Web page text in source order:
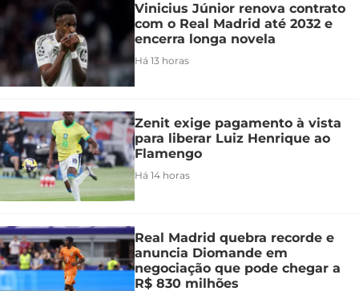
Vinicius Júnior renova contrato
com o Real Madrid até 2032 e
encerra longa novela
Há 13 horas
Zenit exige pagamento à vista
para liberar Luiz Henrique ao
Flamengo
Há 14 horas
Real Madrid quebra recorde e
anuncia Diomande em
negociação que pode chegar a
R$ 830 milhões